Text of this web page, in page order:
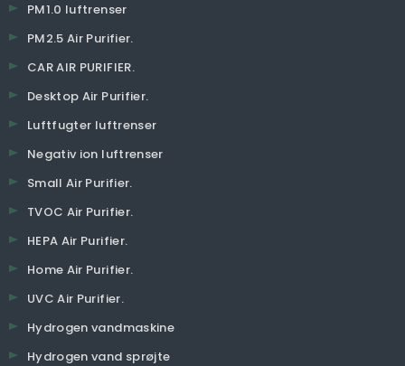
PM1.0 luftrenser
PM2.5 Air Purifier.
CAR AIR PURIFIER.
Desktop Air Purifier.
Luftfugter luftrenser
Negativ ion luftrenser
Small Air Purifier.
TVOC Air Purifier.
HEPA Air Purifier.
Home Air Purifier.
UVC Air Purifier.
Hydrogen vandmaskine
Hydrogen vand sprøjte